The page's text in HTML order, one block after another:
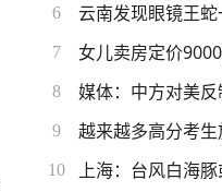
6 云南发现眼镜王蛇
7 女儿卖房定价
8 媒体：中方对美反
9 越来越多高分考
10 上海：台风白海